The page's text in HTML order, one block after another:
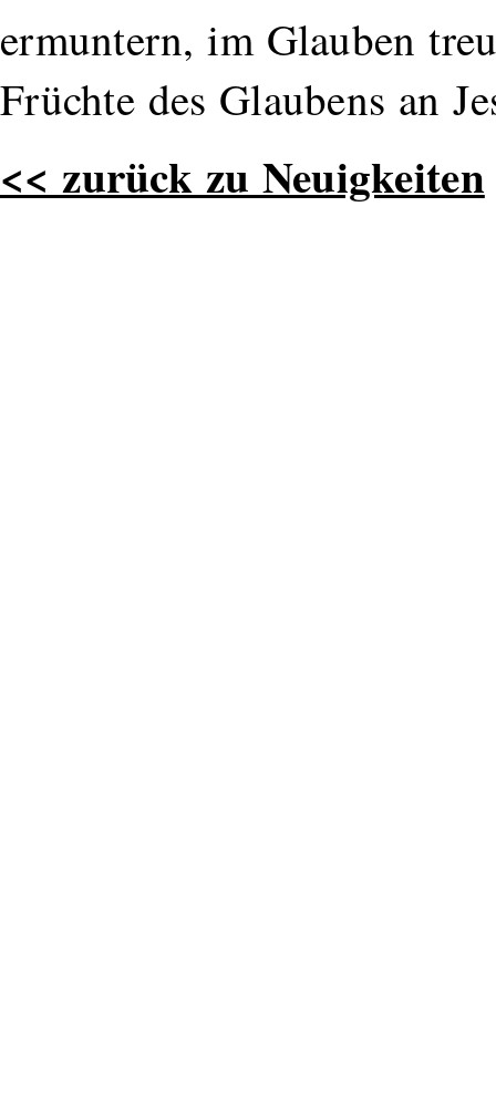
ermuntern, im Glauben
Früchte des Glaubens an
<< zurück zu Neuigkeiten